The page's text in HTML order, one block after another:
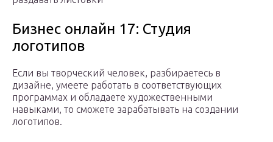
Бизнес онлайн 17: Студия
логотипов
Если вы творческий человек, разбираетесь в
дизайне, умеете работать в соответствующих
программах и обладаете художественными
навыками, то сможете зарабатывать на создании
логотипов.